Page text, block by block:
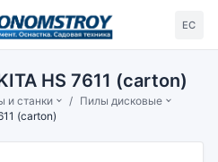
ЕС
HS 7611 (carton)
и станки
Пилы дисковые
(carton)